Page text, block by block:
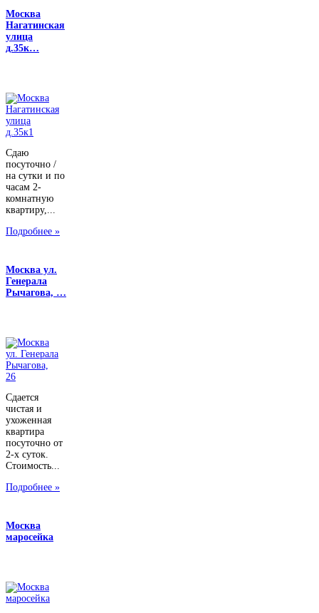
Москва
Нагатинская
улица
д.35к…
Сдаю
посуточно /
на сутки и по
часам 2-
комнатную
квартиру,...
Подробнее »
Москва ул.
Генерала
Рычагова, …
Сдается
чистая и
ухоженная
квартира
посуточно от
2-х суток.
Стоимость...
Подробнее »
Москва
маросейка